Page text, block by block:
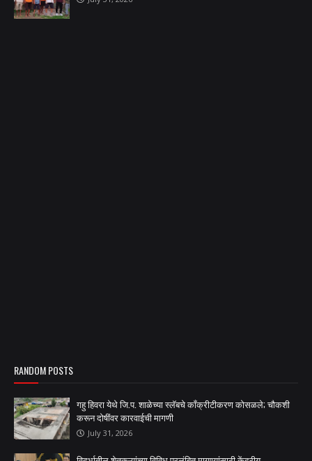
RANDOM POSTS
गहु हिवरा येथे जि.प. शाळेच्या स्लॅबचे काँक्रीटीकरण कोसळले; चौकशी
करून दोषींवर कारवाईची मागणी
July 31, 2026